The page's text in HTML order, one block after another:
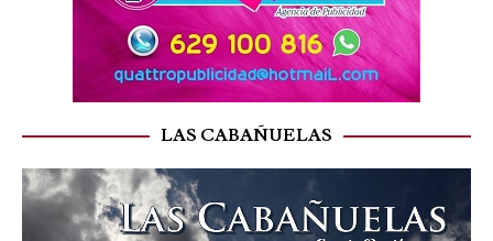
LAS CABAÑUELAS